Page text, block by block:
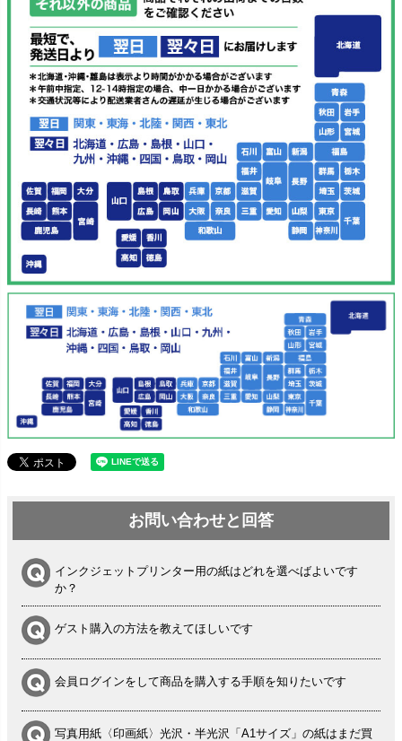
お問い合わせと回答
インクジェットプリンター用の紙はどれを選べばよいです
か？
ゲスト購入の方法を教えてほしいです
会員ログインをして商品を購入する手順を知りたいです
写真用紙〈印画紙〉光沢・半光沢「A1サイズ」の紙はまだ買